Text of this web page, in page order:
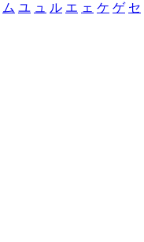
ム ユ ュ ル エ ェ ケ ゲ セ